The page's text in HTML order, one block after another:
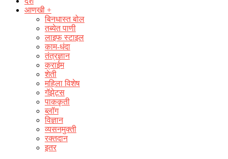
आणखी +
बिनधास्त बोल
तब्येत पाणी
लाइफ स्टाइल
काम-धंदा
तंत्रज्ञान
क्राईम
शेती
महिला विशेष
गॅझेट्स
पाककृती
ब्लॉग
विज्ञान
व्यसनमुक्ती
रक्‍तदान
इतर